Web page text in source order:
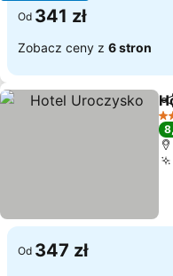
Od 341 zł
Zobacz ceny z 6 stron
4
Od 347 zł